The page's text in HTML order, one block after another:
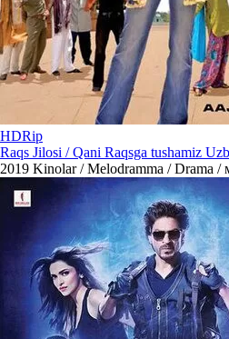
HDRip
Raqs Jilosi / Qani Raqsga tushamiz
2019 Kinolar / Melodramma / Drama /